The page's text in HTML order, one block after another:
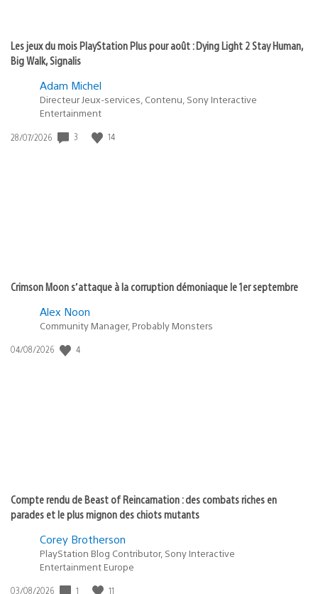
Les jeux du mois PlayStation Plus pour août : Dying Light 2 Stay Human,
Big Walk, Signalis
Adam Michel
Directeur Jeux-services, Contenu, Sony Interactive
Entertainment
Date
28/07/2026 3 14
Crimson Moon s’attaque à la corruption démoniaque le 1er septembre
Alex Noon
Community Manager, Probably Monsters
Date
04/08/2026 4
Compte rendu de Beast of Reincarnation : des combats riches en
parades et le plus mignon des chiots mutants
Corey Brotherson
PlayStation Blog Contributor, Sony Interactive
Entertainment Europe
Date
03/08/2026 1 11